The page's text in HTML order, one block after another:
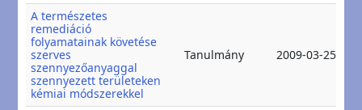
A természetes
remediáció
folyamatainak követése
szerves
szennyezőanyaggal
szennyezett területeken
kémiai módszerekkel
Tanulmány 2009-03-25